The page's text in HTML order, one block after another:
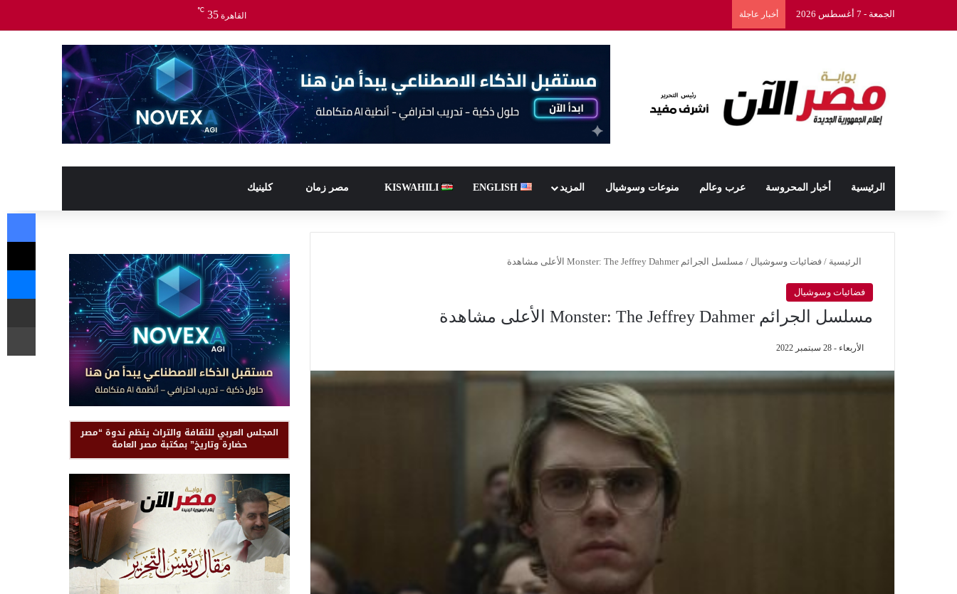
الجمعة - 7 أغسطس 2026 أخبار عاجلة القاهرة 35
℃
الرئيسية أخبار المحروسة عرب وعالم منوعات وسوشيال المزيد ENGLISH
KISWAHILI مصر زمان كلينيك
الرئيسية / فضائيات وسوشيال / مسلسل الجرائم Monster: The Jeffrey Dahmer الأعلى مشاهدة
فضائيات وسوشيال
مسلسل الجرائم Monster: The Jeffrey Dahmer الأعلى مشاهدة
الأربعاء - 28 سبتمبر 2022
المجلس العربي للثقافة والتراث ينظم ندوة “مصر
حضارة وتاريخ” بمكتبة مصر العامة